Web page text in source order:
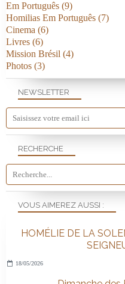
NEWSLETTER
RECHERCHE
VOUS AIMEREZ AUSSI :
HOMÉLIE DE LA
18/05/2026
Em Português (9)
Homilias Em Português (7)
Cinema (6)
Livres (6)
Mission Brésil (4)
Photos (3)